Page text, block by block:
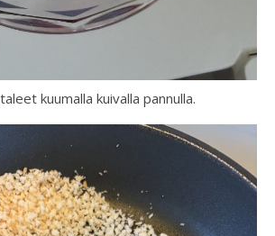
kuumalla kuivalla pannulla.